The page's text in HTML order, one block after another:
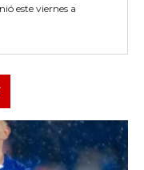
este viernes a